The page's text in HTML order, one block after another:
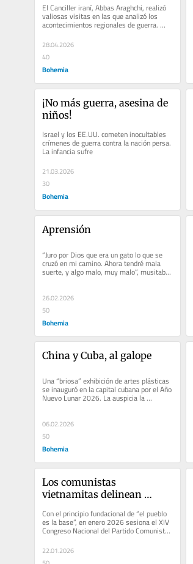
El Canciller iraní, Abbas Araghchi, realizó
valiosas visitas en las que analizó los
acontecimientos regionales de guerra.
Culminaron en Rusia
28.04.2026
40
Bohemia
¡No más guerra, asesina de
niños!
Israel y los EE.UU. cometen inocultables
crímenes de guerra contra la nación persa.
La infancia sufre
21.03.2026
30
Bohemia
Aprensión
“Juro por Dios que era un gato lo que se
cruzó en mi camino. Ahora tendré mala
suerte, y algo malo, muy malo”, musitaba
mientras se apoyaba en...
26.02.2026
50
Bohemia
China y Cuba, al galope
Una “briosa” exhibición de artes plásticas
se inauguró en la capital cubana por el Año
Nuevo Lunar 2026. La auspicia la
06.02.2026
50
Bohemia
Los comunistas
vietnamitas delinean
Con el principio fundacional de “el pueblo
es la base”, en enero 2026 sesiona el XIV
Congreso Nacional del Partido Comunista
de Vietnam (PCV) La...
22.01.2026